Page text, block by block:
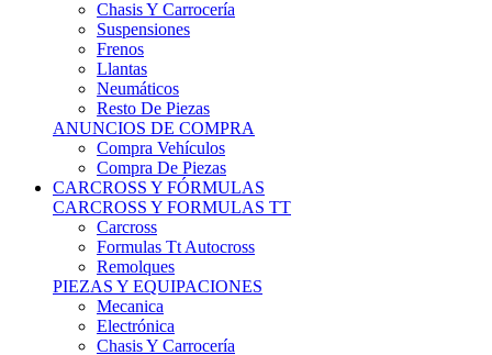
Chasis Y Carrocería
Suspensiones
Frenos
Llantas
Neumáticos
Resto De Piezas
ANUNCIOS DE COMPRA
Compra Vehículos
Compra De Piezas
CARCROSS Y FÓRMULAS
CARCROSS Y FORMULAS TT
Carcross
Formulas Tt Autocross
Remolques
PIEZAS Y EQUIPACIONES
Mecanica
Electrónica
Chasis Y Carrocería